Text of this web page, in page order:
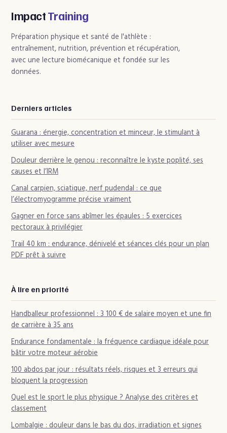
l’optimiser
ImpactTraining
Préparation physique et santé de l'athlète :
entraînement, nutrition, prévention et récupération,
avec une lecture biomécanique et fondée sur les
données.
Derniers articles
Guarana : énergie, concentration et minceur, le stimulant à
utiliser avec mesure
Douleur derrière le genou : reconnaître le kyste poplité, ses
causes et l’IRM
Canal carpien, sciatique, nerf pudendal : ce que
l’électromyogramme précise vraiment
Gagner en force sans abîmer les épaules : 5 exercices
pectoraux à privilégier
Trail 40 km : endurance, dénivelé et séances clés pour un plan
PDF prêt à suivre
À lire en priorité
Handballeur professionnel : 3 100 € de salaire moyen et une fin
de carrière à 35 ans
Endurance fondamentale : la fréquence cardiaque idéale pour
bâtir votre moteur aérobie
100 abdos par jour : résultats réels, risques et 3 erreurs qui
bloquent la progression
Quel est le sport le plus physique ? Analyse des critères et
classement
Lombalgie : douleur dans le bas du dos, irradiation et signes